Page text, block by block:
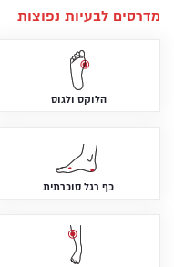
מדרסים לבעיות נפוצות
הלוקס ולגוס
כף רגל סוכרתית